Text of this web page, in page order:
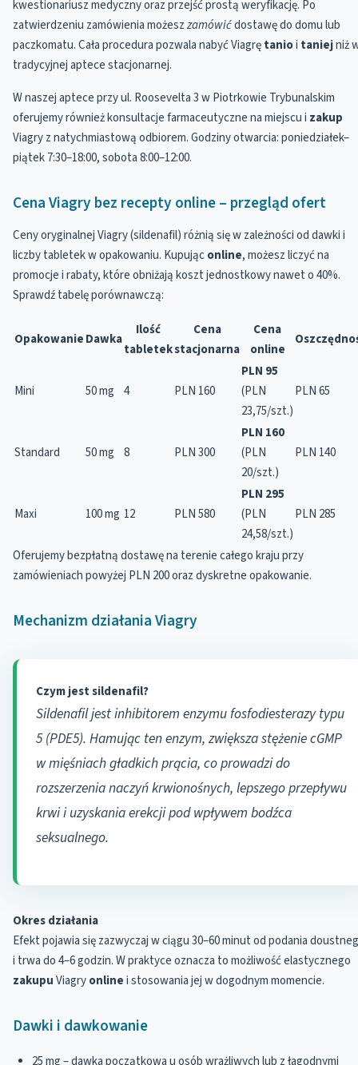
kwestionariusz medyczny oraz przejść prostą weryfikację. Po
zatwierdzeniu zamówienia możeszzamówićdostawę do domu lub
paczkomatu. Cała procedura pozwala nabyć Viagrętanioi taniejniż
tradycyjnej aptece stacjonarnej.
W naszej aptece przy ul. Roosevelta 3 w Piotrkowie Trybunalskim
oferujemy również konsultacje farmaceutyczne na miejscu i zakup
Viagry z natychmiastową odbiorem. Godziny otwarcia: poniedziałek–
piątek 7:30–18:00, sobota 8:00–12:00.
Cena Viagry bez recepty online – przegląd ofert
Ceny oryginalnej Viagry (sildenafil) różnią się w zależności od dawki i
liczby tabletek w opakowaniu. Kupująconline, możesz liczyć na
promocje i rabaty, które obniżają koszt jednostkowy nawet o 40%.
Sprawdź tabelę porównawczą:
OpakowanieDawka
Ilość
tabletek
Cena
stacjonarna
Cena
online
Mini 50 mg 4 PLN 160
PLN 95
(PLN
23,75/szt.)
PLN 65
Standard 50 mg 8 PLN 300
PLN 160
(PLN
20/szt.)
PLN 140
Maxi 100 mg 12 PLN 580
PLN 295
(PLN
24,58/szt.)
PLN 285
Oferujemy bezpłatną dostawę na terenie całego kraju przy
zamówieniach powyżej PLN 200 oraz dyskretne opakowanie.
Mechanizm działania Viagry
Czym jest sildenafil?
Sildenafil jest inhibitorem enzymu fosfodiesterazy typu
5 (PDE5). Hamując ten enzym, zwiększa stężenie cGMP
w mięśniach gładkich prącia, co prowadzi do
rozszerzenia naczyń krwionośnych, lepszego przepływu
krwi i uzyskania erekcji pod wpływem bodźca
seksualnego.
Okres działania
Efekt pojawia się zazwyczaj w ciągu 30–60 minut od podania
i trwa do 4–6 godzin. W praktyce oznacza to możliwość elastycznego
zakupuViagryonlinei stosowania jej w dogodnym momencie.
Dawki i dawkowanie
25 mg – dawka początkowa u osób wrażliwych lub z łagodnymi